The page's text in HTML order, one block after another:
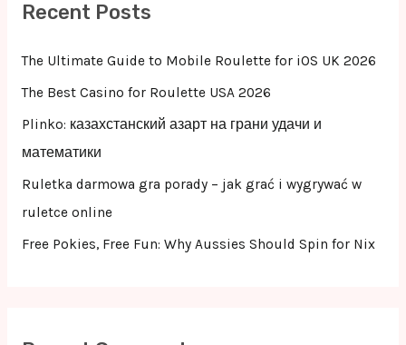
f
Recent Posts
The Ultimate Guide to Mobile Roulette for iOS UK 2026
The Best Casino for Roulette USA 2026
Plinko: казахстанский азарт на грани удачи и
математики
Ruletka darmowa gra porady – jak grać i wygrywać w
ruletce online
Free Pokies, Free Fun: Why Aussies Should Spin for Nix